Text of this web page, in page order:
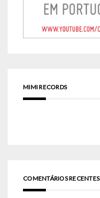
MIMI RECORDS
COMENTÁRIOS RECENTES